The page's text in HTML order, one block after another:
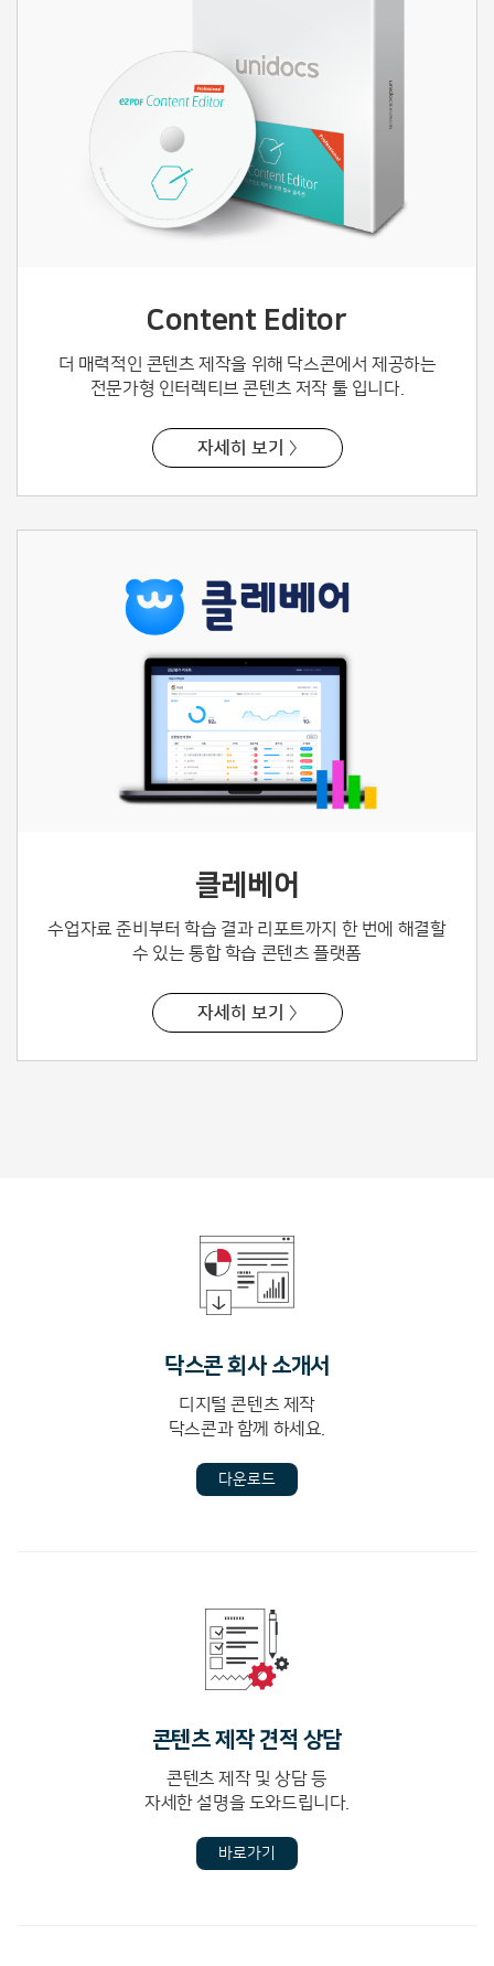
Content Editor
더 매력적인 콘텐츠 제작을 위해 닥스콘에서 제공하는
전문가형 인터렉티브 콘텐츠 저작 툴 입니다.
자세히 보기 〉
클레베어
수업자료 준비부터 학습 결과 리포트까지 한 번에 해결할
수 있는 통합 학습 콘텐츠 플랫폼
자세히 보기 〉
닥스콘 회사 소개서
디지털 콘텐츠 제작
닥스콘과 함께 하세요.
다운로드
콘텐츠 제작 견적 상담
콘텐츠 제작 및 상담 등
자세한 설명을 도와드립니다.
바로가기